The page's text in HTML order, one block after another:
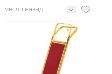
1 месяц назад